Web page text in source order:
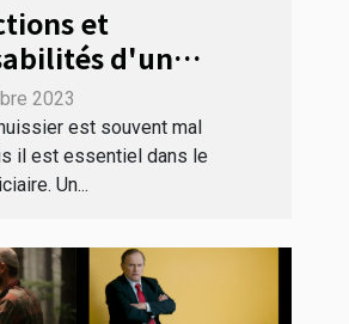
et
d'un
Haute-Corse
2023
est souvent mal
il est essentiel dans le
Un...